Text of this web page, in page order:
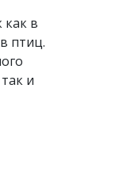
как в
птиц.
и